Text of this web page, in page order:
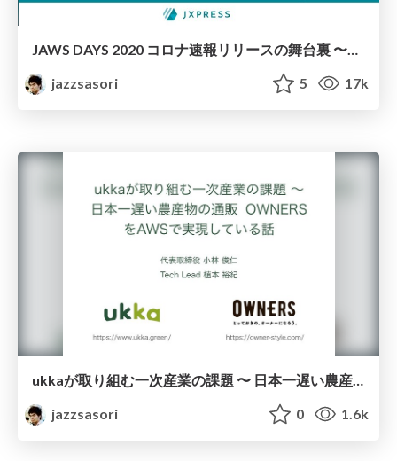
JAWS DAYS 2020 コロナ速報リリースの舞台裏 〜サーバレスなら5日で十分!〜
jazzsasori
5 17k
jazzsasori
0 1.6k